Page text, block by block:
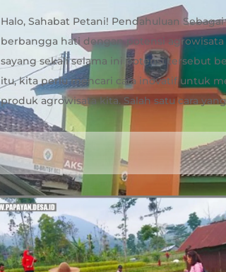
Halo, Sahabat Petani! Pendahuluan
berbangga hati dengan potensi agrowisata
sayang sekali selama ini potensi tersebut
itu, kita perlu mencari cara inovatif untuk
produk agrowisata kita. Salah satu cara